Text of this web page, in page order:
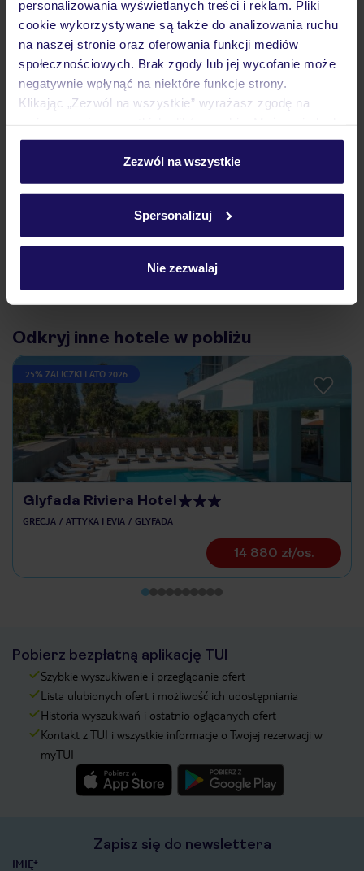
personalizowania wyświetlanych treści i reklam. Pliki
cookie wykorzystywane są także do analizowania ruchu
na naszej stronie oraz oferowania funkcji mediów
społecznościowych. Brak zgody lub jej wycofanie może
negatywnie wpłynąć na niektóre funkcje strony.
Klikając „Zezwól na wszystkie” wyrażasz zgodę na
personalizować swój wybór wchodząc w zakładkę
Szczegółowe informacje o plikach cookie znajdziesz
Zezwól na wszystkie
Spersonalizuj
Nie zezwalaj
Atrakcje
Ważne informacje
Jak zmienić uczestników/osobę zgłaszającą?
Czy w Hotelu będzie przedstawiciel TUI?
Na jakiej podstawie i gdzie otrzymam karty
pokładowe/bilety lotnicze?
Odkryj inne hotele w pobliżu
25% ZALICZKI LATO 2026
Glyfada Riviera Hotel
GRECJA ATTYKA I EVIA GLYFADA
14 880 zł/os.
Pobierz bezpłatną aplikację TUI
Szybkie wyszukiwanie i przeglądanie ofert
Lista ulubionych ofert i możliwość ich udostępniania
Historia wyszukiwań i ostatnio oglądanych ofert
Kontakt z TUI i wszystkie informacje o Twojej rezerwacji w
myTUI
Zapisz się do newslettera
IMIĘ*